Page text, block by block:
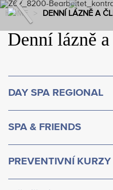
Previous
HOME > DENNÍ LÁZNĚ A
Denní lázně
DAY SPA REGIONAL
SPA & FRIENDS
PREVENTIVNÍ KURZY